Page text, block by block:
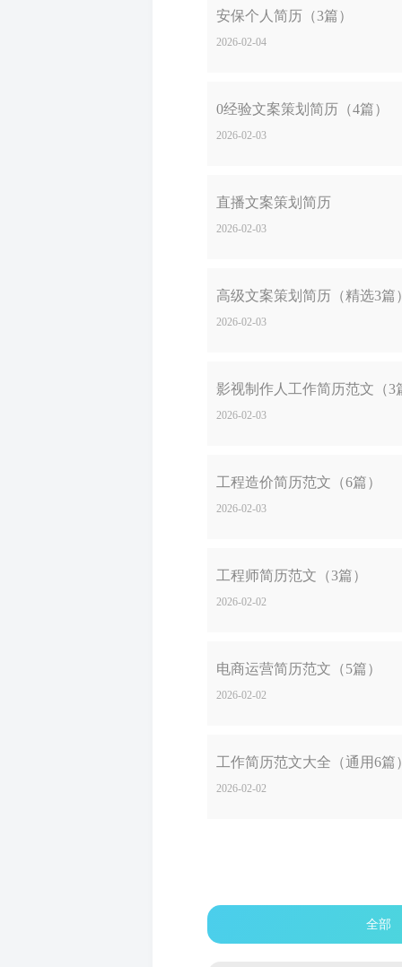
安保个人简历（3篇）
2026-02-04
0经验文案策划简历（4篇）
2026-02-03
直播文案策划简历
2026-02-03
高级文案策划简历（精选3篇
2026-02-03
影视制作人工作简历范文（3
2026-02-03
工程造价简历范文（6篇）
2026-02-03
工程师简历范文（3篇）
2026-02-02
电商运营简历范文（5篇）
2026-02-02
工作简历范文大全（通用6篇
2026-02-02
全部